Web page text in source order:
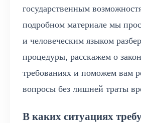
государственным
подробном материале мы
и человеческим языком
процедуры, расскажем о
требованиях и поможем вам
вопросы без лишней траты
В каких ситуациях